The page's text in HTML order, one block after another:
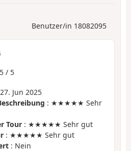
Benutzer/in 18082095
5 / 5
Jun 2025
: ★★★★★ Sehr
Tour : ★★★★★ Sehr gut
: ★★★★★ Sehr gut
: Nein